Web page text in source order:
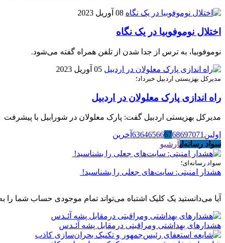
08 آوریل 2023
اختلال نوموفوبیا در یک نگاه
نوموفوبیا، به ترس از جدا شدن از تلفن همراه گفته می‌شود.
05 آوریل 2023
مدیرکل بهزیستی اردبیل خبرداد؛
راه اندازی پارک معلولان در اردبیل
مدیرکل بهزیستی اردبیل گفت: پارک معلولان در شورابیل با پیشرفت ۹۰ درصد در حال تکمیل است.
اولین 636465666768697071
آخرین
سواد رسانه‌ایآرشیو
سواد رسانه‌ای؛
هشدار امنیتی: سایت‌های جعلی را بشناسید!
آیا می‌دانستید یک کلیک اشتباه می‌تواند تمام موجودی حساب شما را
هشدارهاى بهداشتى ومراقبتى درمقابل پشه آئـدس